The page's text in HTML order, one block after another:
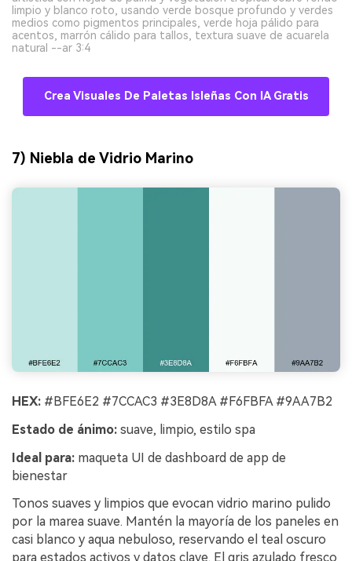
limpio y blanco roto, usando verde bosque profundo y verdes
medios como pigmentos principales, verde hoja pálido para
acentos, marrón cálido para tallos, textura suave de acuarela
natural --ar 3:4
Crea Visuales De Paletas Isleñas Con IA Gratis
7) Niebla de Vidrio Marino
HEX: #BFE6E2 #7CCAC3 #3E8D8A #F6FBFA #9AA7B2
Estado de ánimo: suave, limpio, estilo spa
Ideal para: maqueta UI de dashboard de app de
bienestar
Tonos suaves y limpios que evocan vidrio marino pulido
por la marea suave. Mantén la mayoría de los paneles en
casi blanco y aqua nebuloso, reservando el teal oscuro
para estados activos y datos clave. El gris azulado fresco